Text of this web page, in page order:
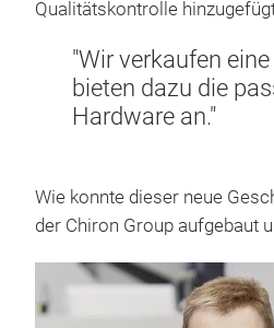
Qualitätskontrolle
"Wir verkaufen
bieten dazu die
Hardware an."
Wie konnte dieser neue
der Chiron Group aufgebaut